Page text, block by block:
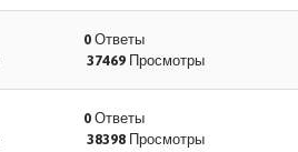
0 Ответы
37469 Просмотры
0 Ответы
38398 Просмотры